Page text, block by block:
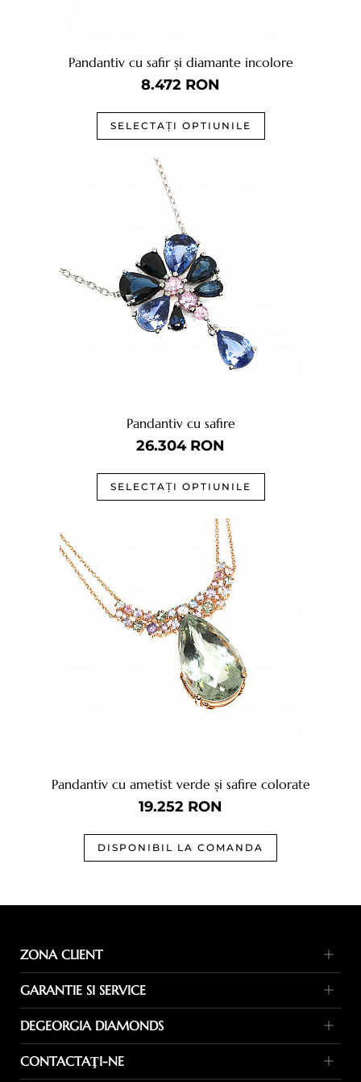
Pandantiv cu safir și diamante incolore
8.472 RON
SELECTAȚI OPTIUNILE
Pandantiv cu safire
26.304RON
SELECTAȚI OPTIUNILE
Pandantiv cu ametist verde și safire colorate
19.252 RON
DISPONIBIL LA COMANDA
ZONA CLIENT
Termeni de livrare
FAQ
Ghid marimi
GARANTIE SI SERVICE
Service
DEGEORGIA DIAMONDS
Contact
CONTACTAŢI-NE